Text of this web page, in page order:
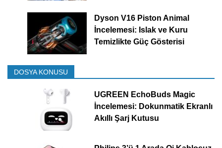
Dyson V16 Piston Animal
İncelemesi: Islak ve Kuru
Temizlikte Güç Gösterisi
DOSYA KONUSU
UGREEN EchoBuds Magic
İncelemesi: Dokunmatik Ekranlı
Akıllı Şarj Kutusu